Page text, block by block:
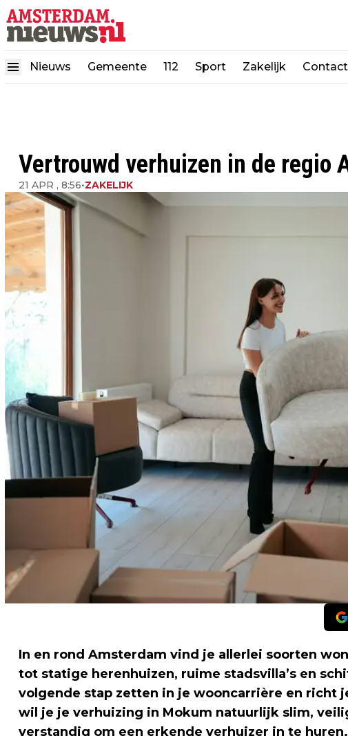
Nieuws Gemeente 112 Sport Zakelijk Contact
Vertrouwd verhuizen in de regio
21 APR , 8:56•ZAKELIJK
In en rond Amsterdam vind je allerlei soorten
tot statige herenhuizen, ruime stadsvilla’s en
volgende stap zetten in je wooncarrière en richt
wil je je verhuizing in Mokum natuurlijk slim,
verstandig om een erkende verhuizer in te